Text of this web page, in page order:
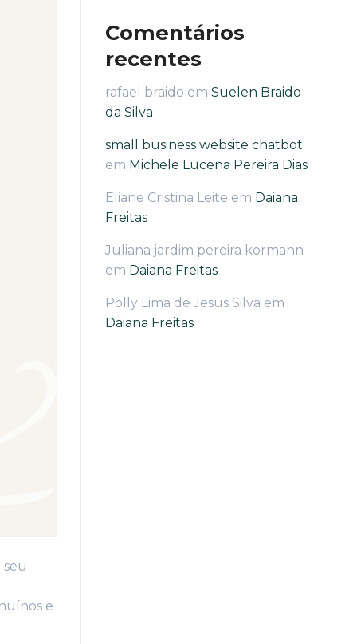
seu
e
Comentários
recentes
rafael braido em Suelen Braido
da Silva
small business website chatbot
em Michele Lucena Pereira Dias
Eliane Cristina Leite em Daiana
Freitas
Juliana jardim pereira kormann
em Daiana Freitas
Polly Lima de Jesus Silva em
Daiana Freitas